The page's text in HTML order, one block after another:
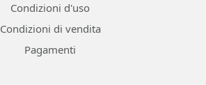
Condizioni d'uso
Condizioni di vendita
Pagamenti